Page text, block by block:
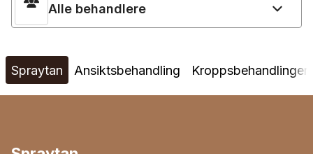
Alle behandlere
Spraytan Ansiktsbehandling Kroppsbehandlinger